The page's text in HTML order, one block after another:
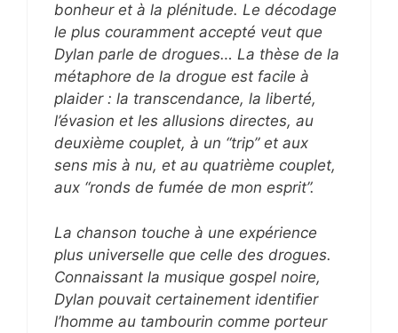
bonheur et à la plénitude. Le décodage
le plus couramment accepté veut que
Dylan parle de drogues… La thèse de la
métaphore de la drogue est facile à
plaider : la transcendance, la liberté,
l’évasion et les allusions directes, au
deuxième couplet, à un “trip” et aux
sens mis à nu, et au quatrième couplet,
aux “ronds de fumée de mon esprit”.
La chanson touche à une expérience
plus universelle que celle des drogues.
Connaissant la musique gospel noire,
Dylan pouvait certainement identifier
l’homme au tambourin comme porteur